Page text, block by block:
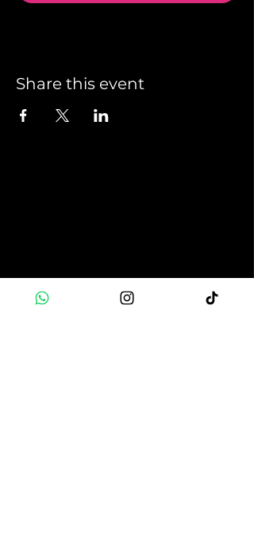
Share this event